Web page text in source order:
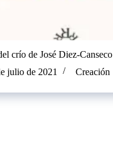
crío de José Diez-Canseco
julio de 2021
Creación